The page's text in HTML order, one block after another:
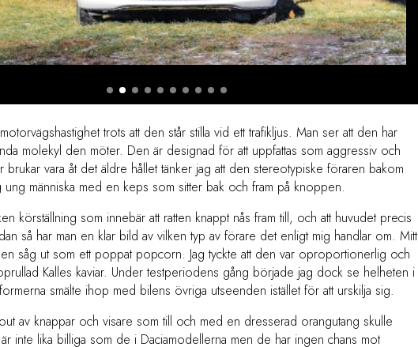
trots att den står stilla vid ett trafikljus. Man ser att den har
molekyl den möter. Den är designad för att uppfattas som aggressiv och
brukar vara åt det äldre hållet tänker jag att den stereotypiske föraren bakom
människa med en keps som sitter bak och fram på knoppen.
körställning som innebär att ratten knappt nås fram till, och att huvudet precis
så har man en klar bild av vilken typ av förare det enligt mig handlar om. Mitt
såg ut som ett poppat popcorn. Jag tyckte att den var oproportionerlig och
Kalles kaviar. Under testperiodens gång började jag dock se helheten i
smälte ihop med bilens övriga utseenden istället för att urskilja sig.
av knappar och visare som till och med en dresserad orangutang skulle
inte lika billiga som de i Daciamodellerna men de har ingen chans mot